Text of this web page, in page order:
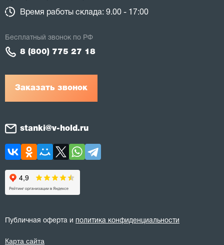
Время работы склада: 9.00 - 17:00
Заказать звонок
Бесплатный звонок по РФ
8 (800) 775 27 18
stanki@v-hold.ru
Публичная оферта и политика конфиденциальности
Карта сайта